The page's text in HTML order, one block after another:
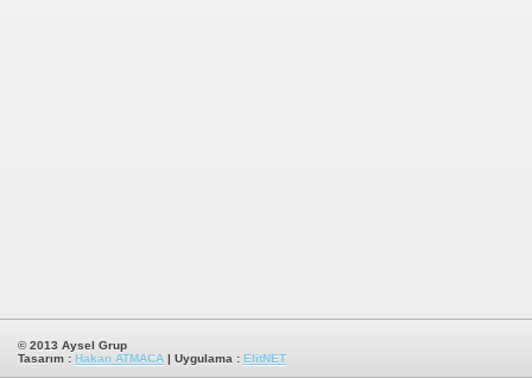
© 2013 Aysel Grup
Tasarım : Hakan ATMACA | Uygulama : ElitNET